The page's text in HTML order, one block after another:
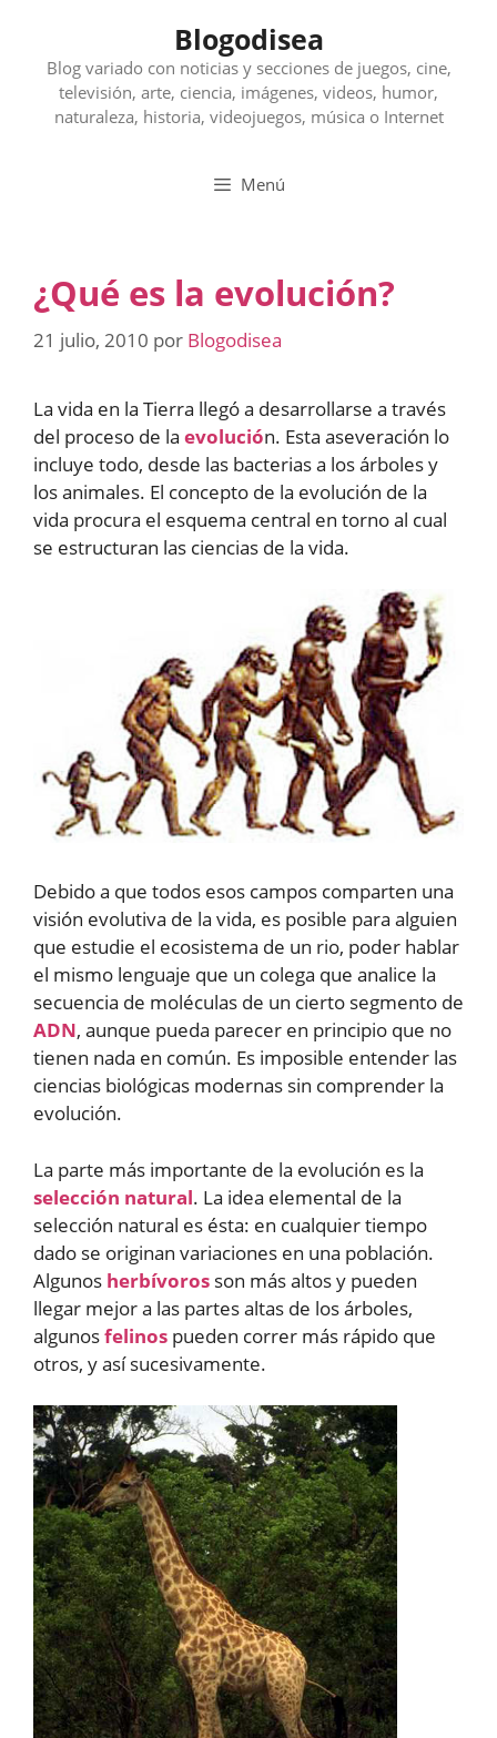
contenido
Blogodisea
Blog variado con noticias y secciones de juegos, cine,
televisión, arte, ciencia, imágenes, videos, humor,
naturaleza, historia, videojuegos, música o Internet
Menú
¿Qué es la evolución?
21 julio, 2010 por Blogodisea
La vida en la Tierra llegó a desarrollarse a través
del proceso de la evolución. Esta aseveración lo
incluye todo, desde las bacterias a los árboles y
los animales. El concepto de la evolución de la
vida procura el esquema central en torno al cual
se estructuran las ciencias de la vida.
Debido a que todos esos campos comparten una
visión evolutiva de la vida, es posible para alguien
que estudie el ecosistema de un rio, poder hablar
el mismo lenguaje que un colega que analice la
secuencia de moléculas de un cierto segmento de
ADN, aunque pueda parecer en principio que no
tienen nada en común. Es imposible entender las
ciencias biológicas modernas sin comprender la
evolución.
La parte más importante de la evolución es la
selección natural. La idea elemental de la
selección natural es ésta: en cualquier tiempo
dado se originan variaciones en una población.
Algunos herbívoros son más altos y pueden
llegar mejor a las partes altas de los árboles,
algunosfelinos pueden correr más rápido que
otros, y así sucesivamente.